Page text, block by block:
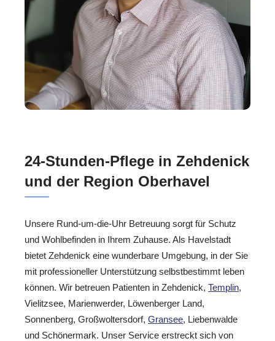
24-Stunden-Pflege in Zehdenick
und der Region Oberhavel
Unsere Rund-um-die-Uhr Betreuung sorgt für Schutz
und Wohlbefinden in Ihrem Zuhause. Als Havelstadt
bietet Zehdenick eine wunderbare Umgebung, in der Sie
mit professioneller Unterstützung selbstbestimmt leben
können. Wir betreuen Patienten in Zehdenick, Templin,
Vielitzsee, Marienwerder, Löwenberger Land,
Sonnenberg, Großwoltersdorf, Gransee, Liebenwalde
und Schönermark. Unser Service erstreckt sich von